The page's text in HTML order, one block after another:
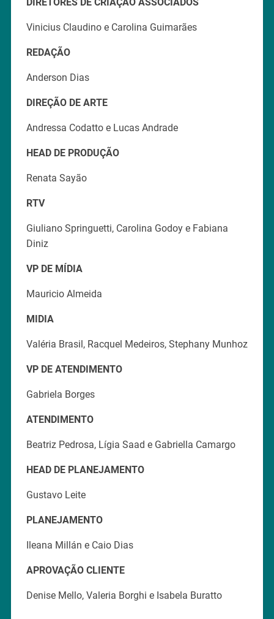
DIRETORES DE CRIAÇÃO ASSOCIADOS
Vinicius Claudino e Carolina Guimarães
REDAÇÃO
Anderson Dias
DIREÇÃO DE ARTE
Andressa Codatto e Lucas Andrade
HEAD DE PRODUÇÃO
Renata Sayão
RTV
Giuliano Springuetti, Carolina Godoy e Fabiana
Diniz
VP DE MÍDIA
Mauricio Almeida
MIDIA
Valéria Brasil, Racquel Medeiros, Stephany Munhoz
VP DE ATENDIMENTO
Gabriela Borges
ATENDIMENTO
Beatriz Pedrosa, Lígia Saad e Gabriella Camargo
HEAD DE PLANEJAMENTO
Gustavo Leite
PLANEJAMENTO
Ileana Millán e Caio Dias
APROVAÇÃO CLIENTE
Denise Mello, Valeria Borghi e Isabela Buratto